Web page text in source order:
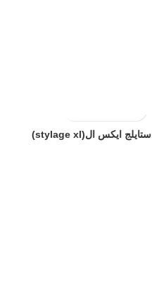
استایلج ایکس ال(stylage xl)